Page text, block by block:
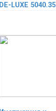
DE-LUXE 5040.35